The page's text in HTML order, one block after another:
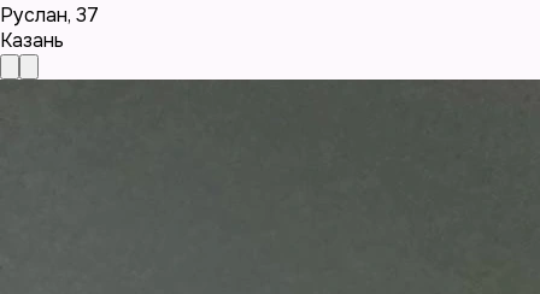
Руслан, 37
Казань